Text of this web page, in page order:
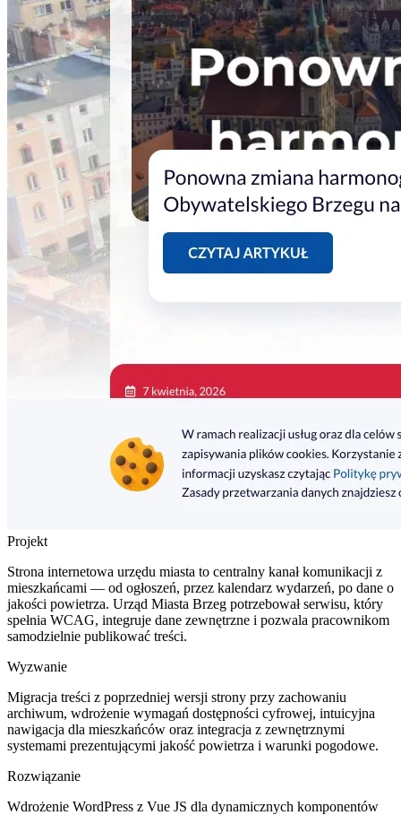
Projekt
Strona internetowa urzędu miasta to centralny kanał komunikacji z
mieszkańcami — od ogłoszeń, przez kalendarz wydarzeń, po dane o
jakości powietrza. Urząd Miasta Brzeg potrzebował serwisu, który
spełnia WCAG, integruje dane zewnętrzne i pozwala pracownikom
samodzielnie publikować treści.
Wyzwanie
Migracja treści z poprzedniej wersji strony przy zachowaniu
archiwum, wdrożenie wymagań dostępności cyfrowej, intuicyjna
nawigacja dla mieszkańców oraz integracja z zewnętrznymi
systemami prezentującymi jakość powietrza i warunki pogodowe.
Rozwiązanie
Wdrożenie WordPress z Vue JS dla dynamicznych komponentów